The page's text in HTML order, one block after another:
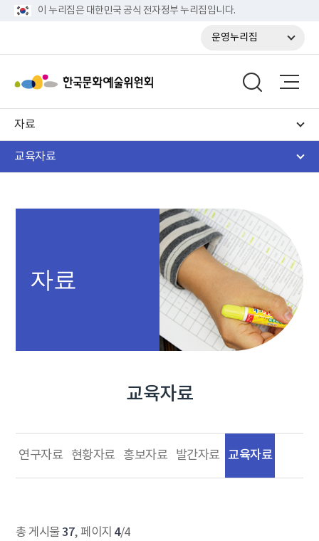
이 누리집은 대한민국 공식 전자정부 누리집입니다.
운영누리집
자료
교육자료
자료
교육자료
연구자료 현황자료 홍보자료 발간자료 교육자료
총 게시물37, 페이지 4/4